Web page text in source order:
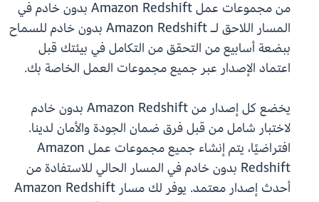
من مجموعات عمل Amazon Redshift بدون خادم في
المسار اللاحق لـ Amazon Redshift بدون خادم للسماح
ببضعة أسابيع من التحقق من التكامل في بيئتك قبل
اعتماد الإصدار عبر جميع مجموعات العمل الخاصة بك.
يخضع كل إصدار من Amazon Redshift بدون خادم
لاختبار شامل من قبل فرق ضمان الجودة والأمان لدينا.
افتراضيًا، يتم إنشاء جميع مجموعات عمل Amazon
Redshift بدون خادم في المسار الحالي للاستفادة من
أحدث إصدار معتمد. يوفر لك مسار Amazon Redshift